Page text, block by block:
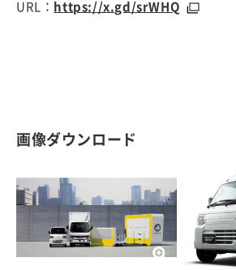
画像ダウンロード
URL： https://x.gd/srWHQ